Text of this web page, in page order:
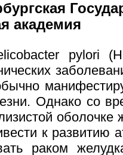
академия
pylori
Однако со
к развитию
раком